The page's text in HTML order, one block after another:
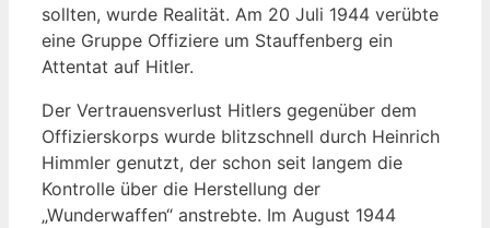
sollten, wurde Realität. Am 20 Juli 1944 verübte
eine Gruppe Offiziere um Stauffenberg ein
Attentat auf Hitler.
Der Vertrauensverlust Hitlers gegenüber dem
Offizierskorps wurde blitzschnell durch Heinrich
Himmler genutzt, der schon seit langem die
Kontrolle über die Herstellung der
„Wunderwaffen“ anstrebte. Im August 1944